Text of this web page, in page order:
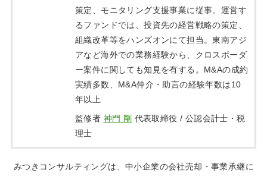
策定、モニタリング支援事業に従事。運営す
るファンドでは、投資先の経営戦略の策定、
組織改革等をハンズオンにて担当。東南アジ
アなど海外での業務経験から、クロスボーダ
ー案件に関しても知見を有する。M&Aの成約
実績多数、M&A仲介・助言の経験年数は10
年以上
監修者 神門 剛 代表取締役 / 公認会計士・税
理士
みつきコンサルティングは、中小企業の会社売却・事業承継に